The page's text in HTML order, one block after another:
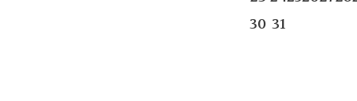
30 31